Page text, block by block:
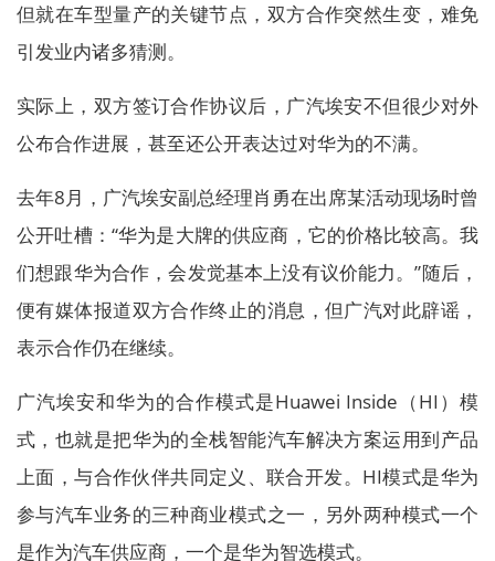
但就在车型量产的关键节点，双方合作突然生变，难免
引发业内诸多猜测。
实际上，双方签订合作协议后，广汽埃安不但很少对外
公布合作进展，甚至还公开表达过对华为的不满。
去年8月，广汽埃安副总经理肖勇在出席某活动现场时曾
公开吐槽：“华为是大牌的供应商，它的价格比较高。我
们想跟华为合作，会发觉基本上没有议价能力。”随后，
便有媒体报道双方合作终止的消息，但广汽对此辟谣，
表示合作仍在继续。
广汽埃安和华为的合作模式是Huawei Inside（HI）模
式，也就是把华为的全栈智能汽车解决方案运用到产品
上面，与合作伙伴共同定义、联合开发。HI模式是华为
参与汽车业务的三种商业模式之一，另外两种模式一个
是作为汽车供应商，一个是华为智选模式。